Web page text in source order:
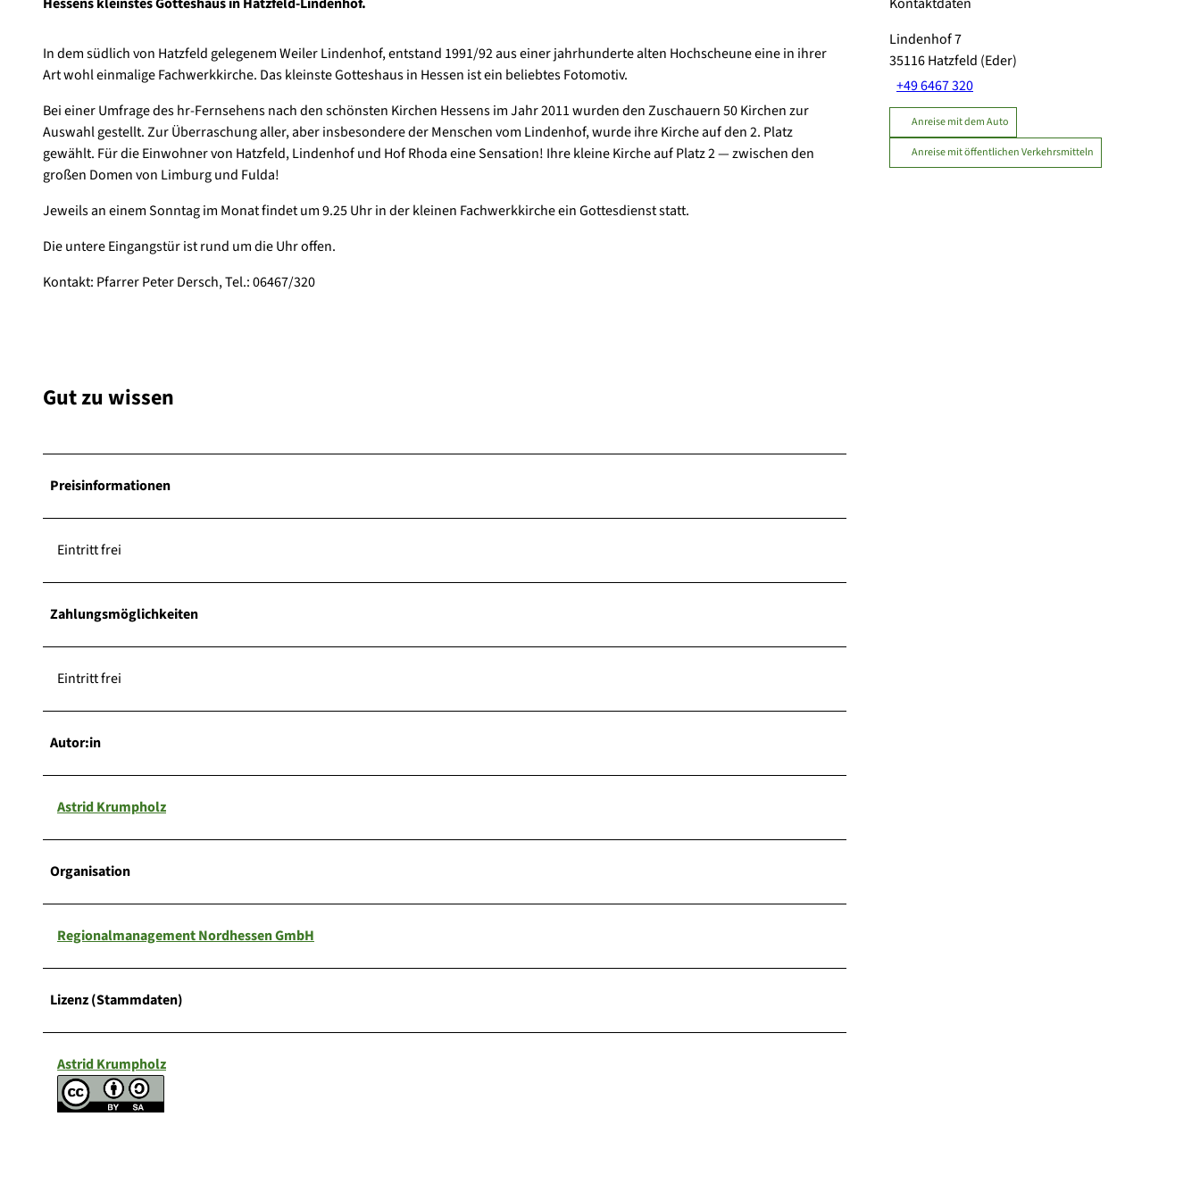
In dem südlich von Hatzfeld gelegenem Weiler Lindenhof, entstand 1991/92 aus einer jahrhunderte alten Hochscheune eine in ihrer
Art wohl einmalige Fachwerkkirche. Das kleinste Gotteshaus in Hessen ist ein beliebtes Fotomotiv.
Bei einer Umfrage des hr-Fernsehens nach den schönsten Kirchen Hessens im Jahr 2011 wurden den Zuschauern 50 Kirchen zur
Auswahl gestellt. Zur Überraschung aller, aber insbesondere der Menschen vom Lindenhof, wurde ihre Kirche auf den 2. Platz
gewählt. Für die Einwohner von Hatzfeld, Lindenhof und Hof Rhoda eine Sensation! Ihre kleine Kirche auf Platz 2 — zwischen den
großen Domen von Limburg und Fulda!
Jeweils an einem Sonntag im Monat findet um 9.25 Uhr in der kleinen Fachwerkkirche ein Gottesdienst statt.
Die untere Eingangstür ist rund um die Uhr offen.
Kontakt: Pfarrer Peter Dersch, Tel.: 06467/320
Gut zu wissen
Preisinformationen
Eintritt frei
Zahlungsmöglichkeiten
Eintritt frei
Autor:in
Astrid Krumpholz
Organisation
Regionalmanagement Nordhessen GmbH
Lizenz (Stammdaten)
Astrid Krumpholz
Lindenhof 7
35116Hatzfeld (Eder)
+49 6467 320
Anreise mit dem Auto
Anreise mit öffentlichen Verkehrsmitteln